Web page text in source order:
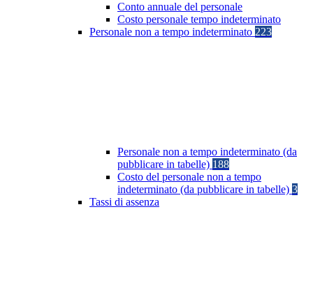
Conto annuale del personale
Costo personale tempo indeterminato
Personale non a tempo indeterminato 223
Personale non a tempo indeterminato (da
pubblicare in tabelle) 188
Costo del personale non a tempo
indeterminato (da pubblicare in tabelle) 3
Tassi di assenza